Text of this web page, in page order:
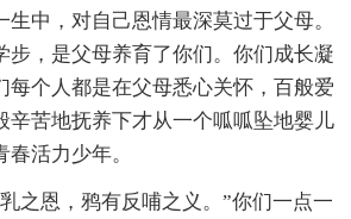
生中，对自己恩情最深莫过于父母。
步，是父母养育了你们。你们成长凝
每个人都是在父母悉心关怀，百般爱
辛苦地抚养下才从一个呱呱坠地婴儿
活力少年。
之恩，鸦有反哺之义。”你们一点一